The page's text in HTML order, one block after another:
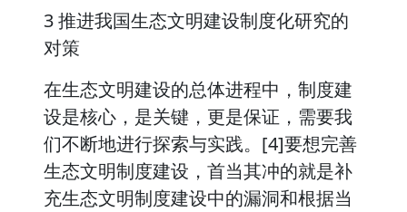
3 推进我国生态文明建设制度化研究的
对策
在生态文明建设的总体进程中，制度建
设是核心，是关键，更是保证，需要我
们不断地进行探索与实践。[4]要想完善
生态文明制度建设，首当其冲的就是补
充生态文明制度建设中的漏洞和根据当